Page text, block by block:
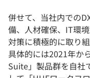
併せて、当社内での
備、人材確保、IT環
対策に積極的に取り組
具体的には2021年か
Suite」製品群を自社